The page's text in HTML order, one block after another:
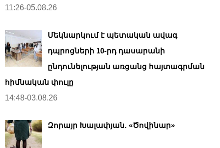
11:26-05.08.26
Մեկնարկում է պետական ավագ
դպրոցների 10-րդ դասարանի
ընդունելության առցանց հայտագրման
հիմնական փուլը
14:48-03.08.26
Զորայր Խալափյան. «Ծովինար»